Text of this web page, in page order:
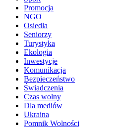
Promocja
NGO
Osiedla
Seniorzy
Turystyka
Ekologia
Inwestycje
Komunikacja
Bezpieczeństwo
Świadczenia
Czas wolny
Dla mediów
Ukraina
Pomnik Wolności